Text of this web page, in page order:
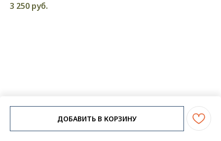
3 250 руб.
ДОБАВИТЬ В КОРЗИНУ